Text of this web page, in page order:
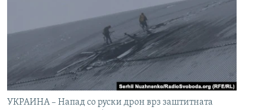
УКРАИНА – Напад со руски дрон врз заштитната